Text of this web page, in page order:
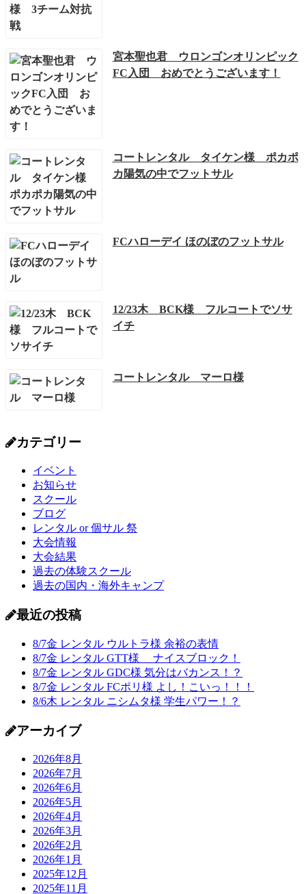
宮本聖也君 ウロンゴンオリンピック
FC入団 おめでとうございます！
コートレンタル タイケン様 ポカポ
カ陽気の中でフットサル
FCハローデイ ほのぼのフットサル
12/23木 BCK様 フルコートでソサ
イチ
コートレンタル マーロ様
カテゴリー
イベント
お知らせ
スクール
ブログ
レンタル or 個サル 祭
大会情報
大会結果
過去の体験スクール
過去の国内・海外キャンプ
最近の投稿
8/7金 レンタル ウルトラ様 余裕の表情
8/7金 レンタル GTT様 ナイスブロック！
8/7金 レンタル GDC様 気分はバカンス！？
8/7金 レンタル FCポリ様 よし！こいっ！！！
8/6木 レンタル ニシムタ様 学生パワー！？
アーカイブ
2026年8月
2026年7月
2026年6月
2026年5月
2026年4月
2026年3月
2026年2月
2026年1月
2025年12月
2025年11月